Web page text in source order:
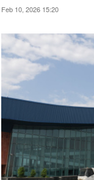
Feb 10, 2026 15:20